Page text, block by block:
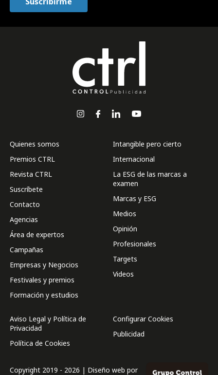
Quienes somos
Premios CTRL
Revista CTRL
Suscríbete
Contacto
Agencias
Área de expertos
Campañas
Empresas y Negocios
Festivales y premios
Formación y estudios
Intangible pero cierto
Internacional
La ESG de las marcas a
examen
Marcas y ESG
Medios
Opinión
Profesionales
Targets
Videos
Aviso Legal y Política de
Privacidad
Política de Cookies
Configurar Cookies
Publicidad
Copyright 2019 - 2026 | Diseño web por